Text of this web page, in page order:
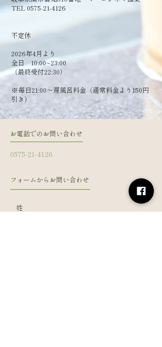
TEL 0575-21-4126
​不定休
2026年4月より
全日 10:00~23:00
（最終受付22:30）
​※毎日21:00～遅風呂料金（通常料金より150円
引き）
お電話でのお問い合わせ
0575-21-4126
フォームからお問い合わせ
姓